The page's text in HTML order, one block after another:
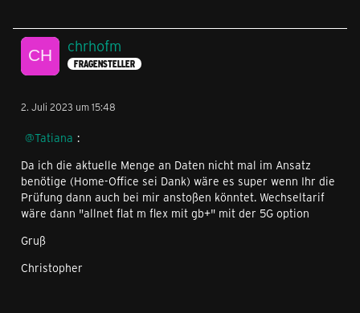
chrhofm
FRAGENSTELLER
2. Juli 2023 um 15:48
Tatiana :
Da ich die aktuelle Menge an Daten nicht mal im Ansatz
benötige (Home-Office sei Dank) wäre es super wenn Ihr die
Prüfung dann auch bei mir anstoßen könntet. Wechseltarif
wäre dann "allnet flat m flex mit gb+" mit der 5G option
Gruß
Christopher